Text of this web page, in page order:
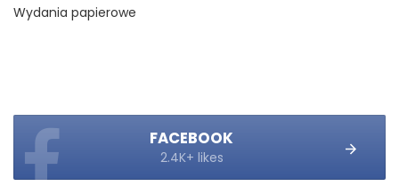
Wydania papierowe
FACEBOOK
2.4K+ likes